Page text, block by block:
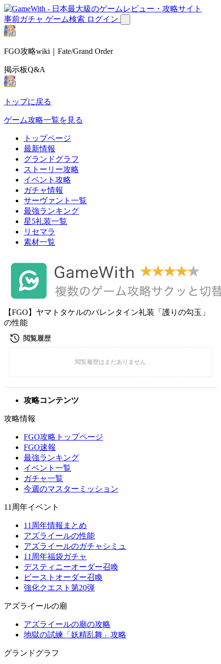
事前ガチャ ゲーム検索 ログイン
FGO攻略wiki｜Fate/Grand Order
掲示板Q&A
トップに戻る
ゲーム攻略一覧を見る
トップページ
最新情報
グランドグラフ
ストーリー攻略
イベント攻略
ガチャ情報
サーヴァント一覧
最強ランキング
星5礼装一覧
リセマラ
素材一覧
【FGO】ヤマトタケルのバレンタイン礼装「護りの勾玉」
の性能
攻略コンテンツ
攻略情報
FGO攻略トップページ
FGO速報
最強ランキング
イベント一覧
ガチャ一覧
今週のマスターミッション
11周年イベント
11周年情報まとめ
アズライールの性能
アズライールのガチャシミュ
11周年福袋ガチャ
デスティニーオーダー召喚
ビーストオーダー召喚
強化クエスト第20弾
アズライールの廟
アズライールの廟の攻略
地獄の試練「妖精乱舞」攻略
グランドグラフ